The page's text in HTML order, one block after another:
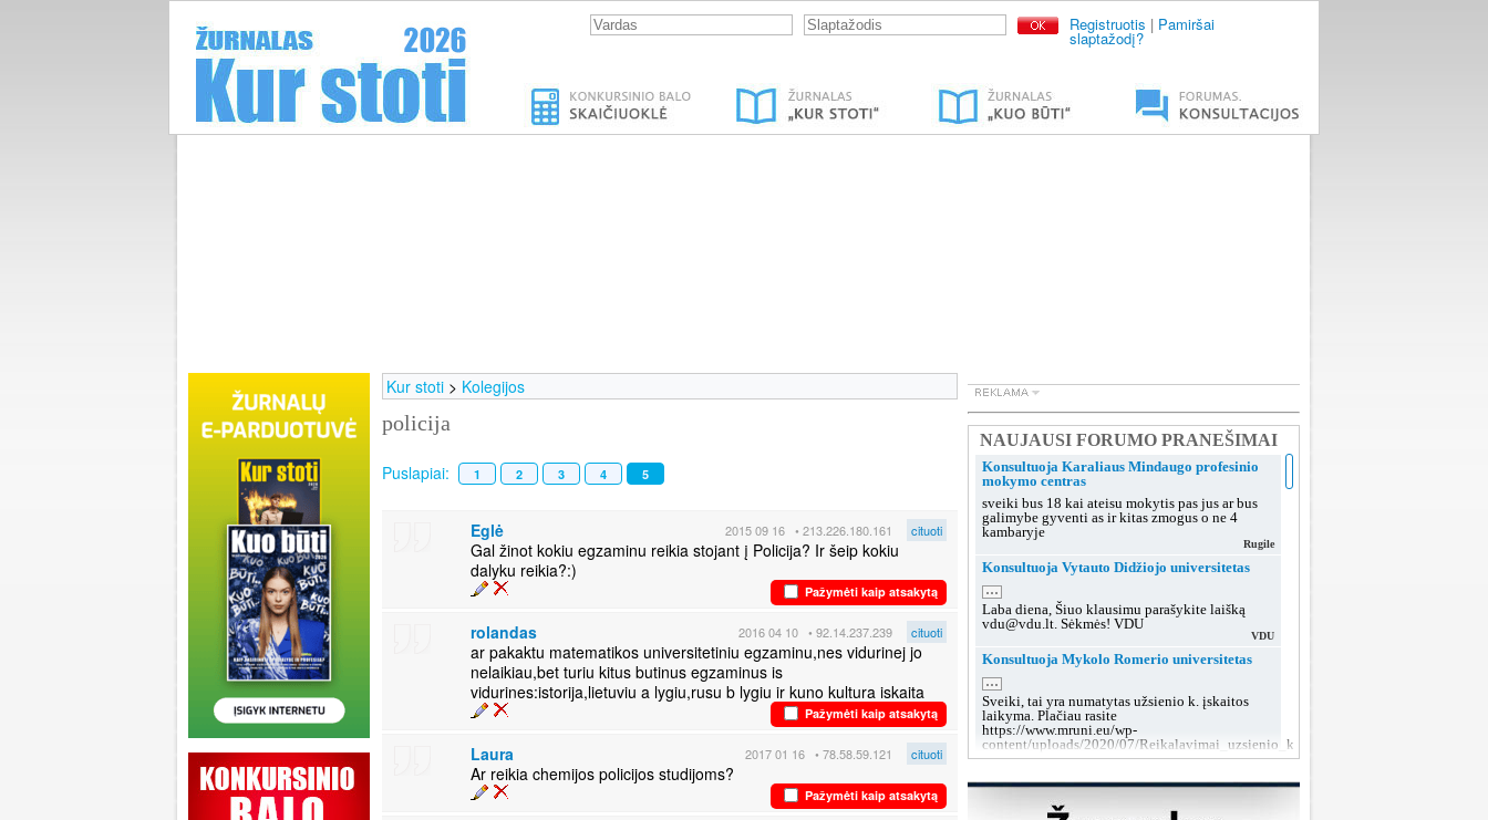
Registruotis | Pamiršai
slaptažodį?
Kur stoti > Kolegijos
policija
Puslapiai: 1 2 3 4 5
Eglė 2015 09 16 • 213.226.180.161 cituoti
Gal žinot kokiu egzaminu reikia stojant į Policija? Ir šeip kokiu
dalyku reikia?:)
Pažymėti kaip atsakytą
rolandas 2016 04 10 • 92.14.237.239 cituoti
ar pakaktu matematikos universitetiniu egzaminu,nes vidurinej jo
nelaikiau,bet turiu kitus butinus egzaminus is
vidurines:istorija,lietuviu a lygiu,rusu b lygiu ir kuno kultura iskaita
Pažymėti kaip atsakytą
Laura 2017 01 16 • 78.58.59.121 cituoti
Ar reikia chemijos policijos studijoms?
Pažymėti kaip atsakytą
Konsultuoja Karaliaus Mindaugo profesinio
mokymo centras
sveiki bus 18 kai ateisu mokytis pas jus ar bus
galimybe gyventi as ir kitas zmogus o ne 4
kambaryje
Rugile
Konsultuoja Vytauto Didžiojo universitetas
...
Laba diena, Šiuo klausimu parašykite laišką
vdu@vdu.lt. Sėkmės! VDU
VDU
Konsultuoja Mykolo Romerio universitetas
...
Sveiki, tai yra numatytas užsienio k. įskaitos
laikyma. Plačiau rasite
https://www.mruni.eu/wp-
content/uploads/2020/07/Reikalavimai_uzsienio_kalbos_iskaitai_2018.pdf
MRU konsultacijos
Konsultuoja Lietuvos sveikatos mokslų
NAUJAUSI FORUMO PRANEŠIMAI